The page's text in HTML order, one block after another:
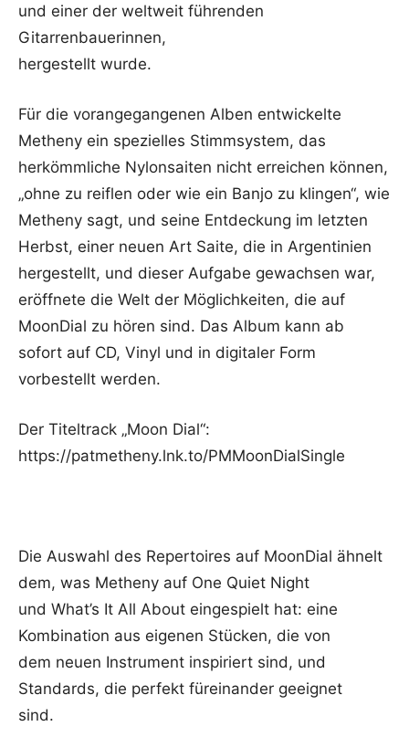
und einer der weltweit führenden
Gitarrenbauerinnen,
hergestellt wurde.
Für die vorangegangenen Alben entwickelte
Metheny ein spezielles Stimmsystem, das
herkömmliche Nylonsaiten nicht erreichen können,
„ohne zu reiflen oder wie ein Banjo zu klingen“, wie
Metheny sagt, und seine Entdeckung im letzten
Herbst, einer neuen Art Saite, die in Argentinien
hergestellt, und dieser Aufgabe gewachsen war,
eröffnete die Welt der Möglichkeiten, die auf
MoonDial zu hören sind. Das Album kann ab
sofort auf CD, Vinyl und in digitaler Form
vorbestellt werden.
Der Titeltrack „Moon Dial“:
https://patmetheny.lnk.to/PMMoonDialSingle
Die Auswahl des Repertoires auf MoonDial ähnelt
dem, was Metheny auf One Quiet Night
und What’s It All About eingespielt hat: eine
Kombination aus eigenen Stücken, die von
dem neuen Instrument inspiriert sind, und
Standards, die perfekt füreinander geeignet
sind.